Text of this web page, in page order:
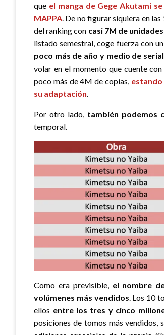
que el manga de Gege Akutami
MAPPA. De no figurar siquiera en
del ranking con casi 7M de
listado semestral, coge fuerza con
poco más de año y medio de
volar en el momento que cuente
poco más de 4M de copias, estando
su adaptación.
Por otro lado, también podemos
temporal.
Como era previsible, el nombre
volúmenes más vendidos. Los 10
ellos entre los tres y cinco
posiciones de tomos más vendidos,